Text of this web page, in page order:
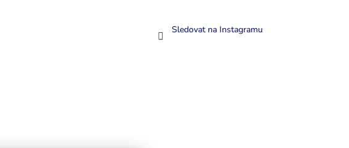
Sledovat na Instagramu